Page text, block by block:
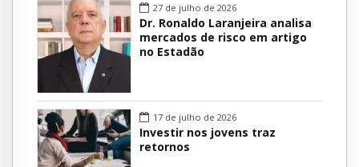
27 de julho de 2026
Dr. Ronaldo Laranjeira analisa
mercados de risco em artigo
no Estadão
17 de julho de 2026
Investir nos jovens traz
retornos